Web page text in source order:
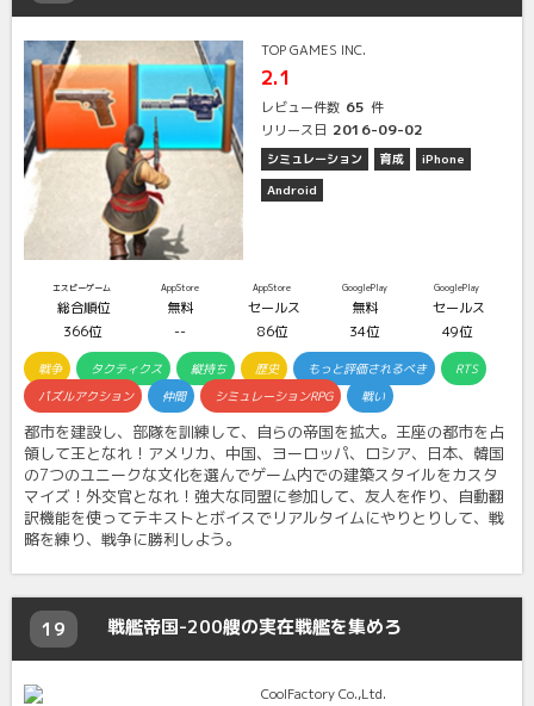
TOP GAMES INC.
2.1
レビュー件数 65 件
リリース日 2016-09-02
シミュレーション 育成
iPhone
Android
エスピーゲーム
総合順位
366位
AppStore
無料
--
AppStore
セールス
86位
GooglePlay
無料
34位
GooglePlay
セールス
49位
戦争 タクティクス 縦持ち 歴史 もっと評価されるべき
RTS
パズルアクション
仲間 シミュレーションRPG 戦い
都市を建設し、部隊を訓練して、自らの帝国を拡大。王座の都市を占
領して王となれ！アメリカ、中国、ヨーロッパ、ロシア、日本、韓国
の7つのユニークな文化を選んでゲーム内での建築スタイルをカスタ
マイズ！外交官となれ！強大な同盟に参加して、友人を作り、自動翻
訳機能を使ってテキストとボイスでリアルタイムにやりとりして、戦
略を練り、戦争に勝利しよう。
19 戦艦帝国-200艘の実在戦艦を集めろ
CoolFactory Co.,Ltd.